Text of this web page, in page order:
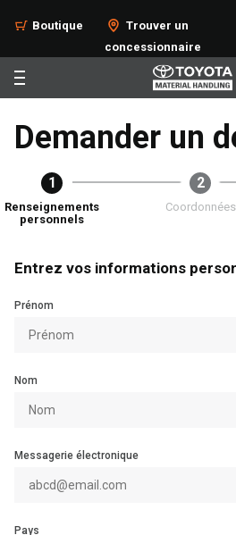
Boutique
Trouver un
concessionnaire
Demander un
1
Renseignements
personnels
2
Coordonnées
Entrez vos informations
Prénom
Nom
Messagerie électronique
Pays